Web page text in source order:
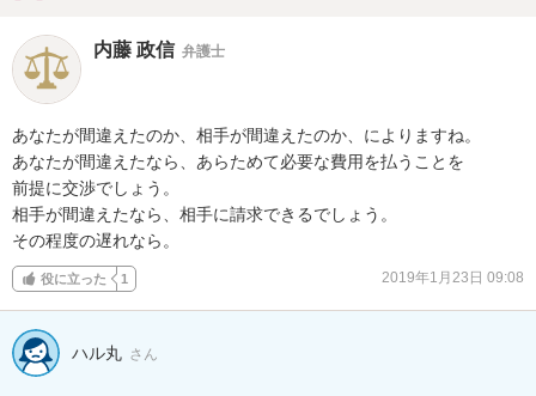
内藤 政信 弁護士
あなたが間違えたのか、相手が間違えたのか、によりますね。
あなたが間違えたなら、あらためて必要な費用を払うことを
前提に交渉でしょう。
相手が間違えたなら、相手に請求できるでしょう。
その程度の遅れなら。
役に立った 1 2019年1月23日 09:08
ハル丸 さん